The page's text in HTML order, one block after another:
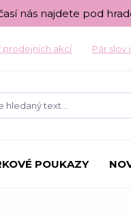
nás najdete pod
prodejních akcí Pár slov
POUKAZY